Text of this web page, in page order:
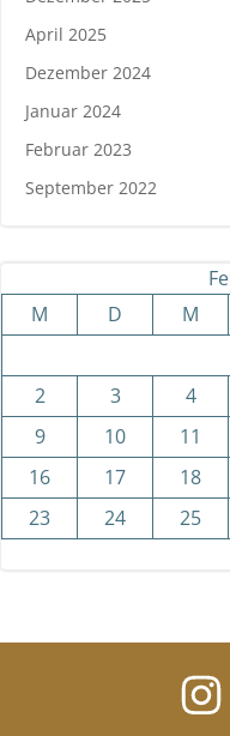
April 2025
Dezember 2024
Januar 2024
Februar 2023
September 2022
M
D M
2
3 4
9
10 11
16
17 18
23
24 25